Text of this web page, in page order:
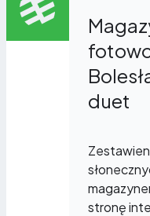
duet
stronę